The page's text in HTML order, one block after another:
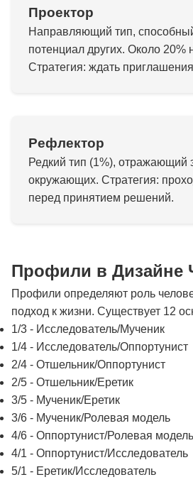
Проектор
Направляющий тип,
потенциал других. Около 20%
Стратегия: ждать
Рефлектор
Редкий тип (1%), отражающий
окружающих. Стратегия:
перед принятием решений.
Профили в Дизайне
Профили определяют роль
подход к жизни. Существует 12
1/3 - Исследователь/Мученик
1/4 - Исследователь/Оппортунист
2/4 - Отшельник/Оппортунист
2/5 - Отшельник/Еретик
3/5 - Мученик/Еретик
3/6 - Мученик/Ролевая модель
4/6 - Оппортунист/Ролевая модель
4/1 - Оппортунист/Исследователь
5/1 - Еретик/Исследователь